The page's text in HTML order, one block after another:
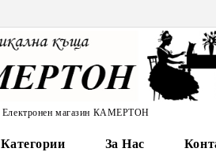
Електронен магазин КАМЕРТОН
Категории За Нас